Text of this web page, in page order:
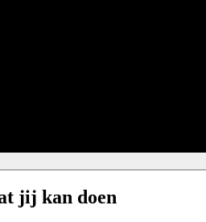
jij kan doen